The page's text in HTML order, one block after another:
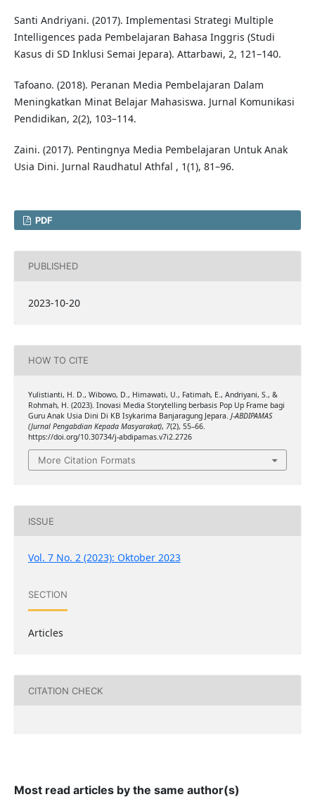
Santi Andriyani. (2017). Implementasi Strategi Multiple
Intelligences pada Pembelajaran Bahasa Inggris (Studi
Kasus di SD Inklusi Semai Jepara). Attarbawi, 2, 121–140.
Tafoano. (2018). Peranan Media Pembelajaran Dalam
Meningkatkan Minat Belajar Mahasiswa. Jurnal Komunikasi
Pendidikan, 2(2), 103–114.
Zaini. (2017). Pentingnya Media Pembelajaran Untuk Anak
Usia Dini. Jurnal Raudhatul Athfal , 1(1), 81–96.
PDF
PUBLISHED
2023-10-20
HOW TO CITE
Yulistianti, H. D., Wibowo, D., Himawati, U., Fatimah, E., Andriyani, S., &
Rohmah, H. (2023). Inovasi Media Storytelling berbasis Pop Up Frame bagi
Guru Anak Usia Dini Di KB Isykarima Banjaragung Jepara. J-ABDIPAMAS
(Jurnal Pengabdian Kepada Masyarakat), 7(2), 55–66.
https://doi.org/10.30734/j-abdipamas.v7i2.2726
More Citation Formats
ISSUE
Vol. 7 No. 2 (2023): Oktober 2023
SECTION
Articles
CITATION CHECK
Most read articles by the same author(s)